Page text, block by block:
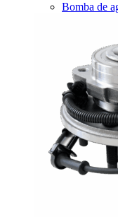
Bomba de